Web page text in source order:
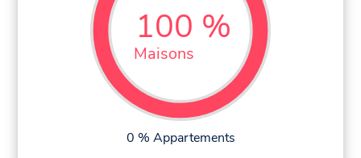
100 %
Maisons
0 % Appartements